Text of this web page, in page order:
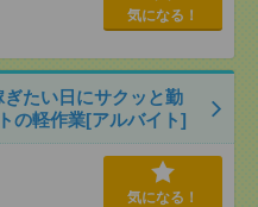
気になる！
ぎたい日にサクッと勤
の軽作業[アルバイト]
気になる！